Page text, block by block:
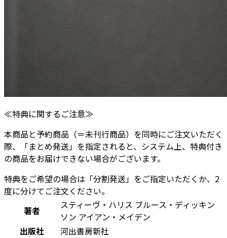
≪特典に関するご注意≫
本商品と予約商品（＝未刊行商品）を同時にご注文いただく
際、「まとめ発送」を指定されると、システム上、特典付き
の商品をお届けできない場合がございます。
特典をご希望の場合は 「分割発送」をご指定いただくか、 2
度に分けてご注文ください。
著者
スティーヴ・ハリス ブルース・ディッキン
ソン アイアン・メイデン
出版社
河出書房新社